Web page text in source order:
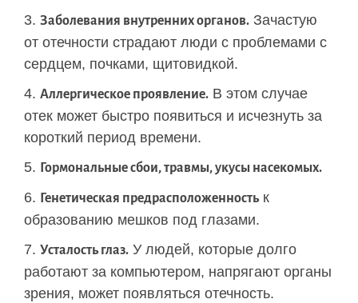
Заболевания внутренних органов. Зачастую
от отечности страдают люди с проблемами с
сердцем, почками, щитовидкой.
Аллергическое проявление. В этом случае
отек может быстро появиться и исчезнуть за
короткий период времени.
Гормональные сбои, травмы, укусы насекомых.
Генетическая предрасположенностьк
образованию мешков под глазами.
Усталость глаз. У людей, которые долго
работают за компьютером, напрягают органы
зрения, может появляться отечность.